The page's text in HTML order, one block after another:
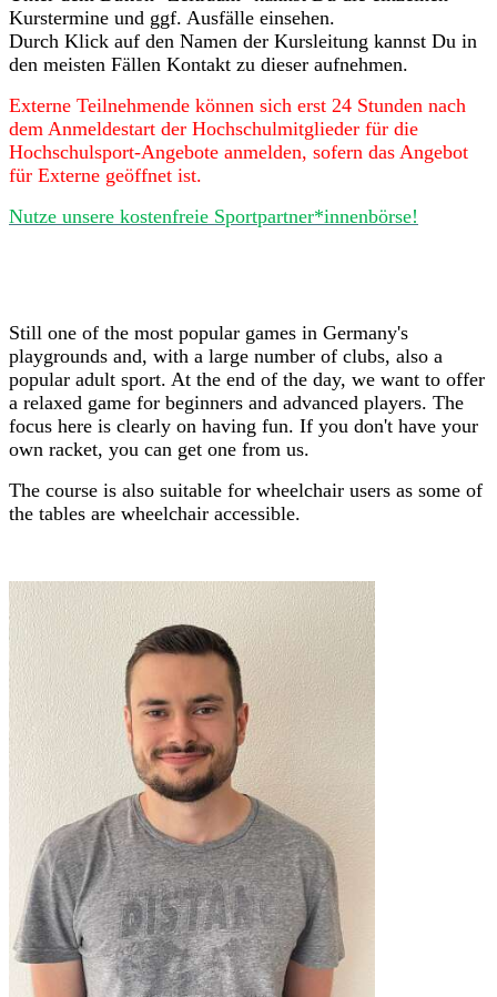
Kurstermine und ggf. Ausfälle einsehen.
Durch Klick auf den Namen der Kursleitung kannst Du in
den meisten Fällen Kontakt zu dieser aufnehmen.
Externe Teilnehmende können sich erst 24 Stunden nach
dem Anmeldestart der Hochschulmitglieder für die
Hochschulsport-Angebote anmelden, sofern das Angebot
für Externe geöffnet ist.
Nutze unsere kostenfreie Sportpartner*innenbörse!
Still one of the most popular games in Germany's
playgrounds and, with a large number of clubs, also a
popular adult sport. At the end of the day, we want to offer
a relaxed game for beginners and advanced players. The
focus here is clearly on having fun. If you don't have your
own racket, you can get one from us.
The course is also suitable for wheelchair users as some of
the tables are wheelchair accessible.